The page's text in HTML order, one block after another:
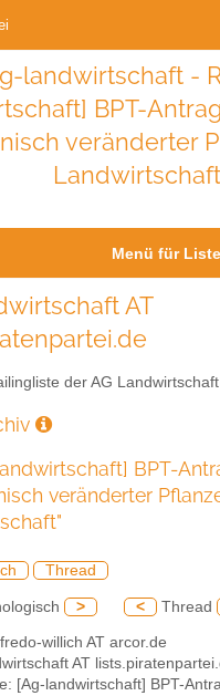
landwirtschaft -
BPT-
veränderter
Menü für
AT
der AG Landwirtschaft
BPT-
veränderter
Thread
> < Thread
willich AT arcor.de
AT
[Ag-landwirtschaft] BPT-